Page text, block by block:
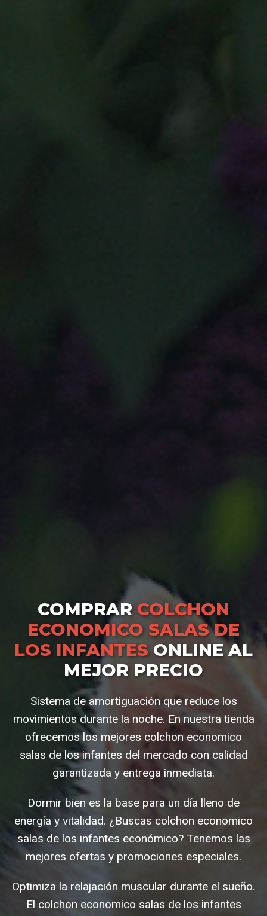
COMPRAR COLCHON
ECONOMICO SALAS DE
LOS INFANTESONLINE AL
MEJOR PRECIO
Sistema de amortiguación que reduce los
movimientos durante la noche. En nuestra tienda
ofrecemos los mejores colchon economico
salas de los infantes del mercado con calidad
garantizada y entrega inmediata.
Dormir bien es la base para un día lleno de
energía y vitalidad. ¿Buscas colchon economico
salas de los infantes económico? Tenemos las
mejores ofertas y promociones especiales.
Optimiza la relajación muscular durante el sueño.
El colchon economico salas de los infantes